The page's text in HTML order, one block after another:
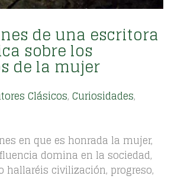
de una escritora
sobre los
de la mujer
Clásicos, Curiosidades,
en que es honrada la mujer,
domina en la sociedad,
hallaréis civilización, progreso,